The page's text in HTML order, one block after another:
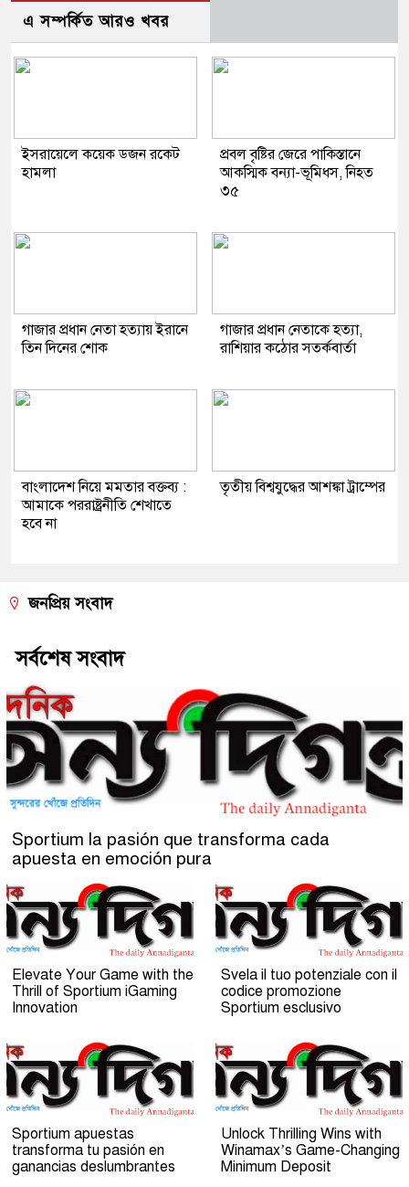
এ সম্পর্কিত আরও খবর
ইসরায়েলে কয়েক ডজন রকেট
হামলা
প্রবল বৃষ্টির জেরে পাকিস্তানে
আকস্মিক বন্যা-ভূমিধস, নিহত
৩৫
গাজার প্রধান নেতা হত্যায় ইরানে
তিন দিনের শোক
গাজার প্রধান নেতাকে হত্যা,
রাশিয়ার কঠোর সতর্কবার্তা
বাংলাদেশ নিয়ে মমতার বক্তব্য :
আমাকে পররাষ্ট্রনীতি শেখাতে
হবে না
তৃতীয় বিশ্বযুদ্ধের আশঙ্কা ট্রাম্পের
জনপ্রিয় সংবাদ
সর্বশেষ সংবাদ
Sportium la pasión que transforma cada
apuesta en emoción pura
Elevate Your Game with the
Thrill of Sportium iGaming
Innovation
Svela il tuo potenziale con il
codice promozione
Sportium esclusivo
Sportium apuestas
transforma tu pasión en
ganancias deslumbrantes
Unlock Thrilling Wins with
Winamax’s Game-Changing
Minimum Deposit